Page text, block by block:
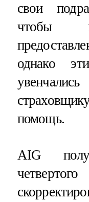
свои
чтобы
однако
помощь.
AIG